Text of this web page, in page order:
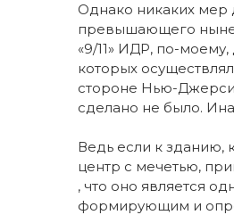
Однако никаких мер
превышающего
«9/11» ИДР, по-
которых
стороне Нью-
сделано не было.
Ведь если к зданию,
центр с мечетью,
, что оно является
формирующим и